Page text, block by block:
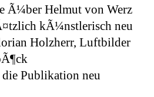
Ã¼ber Helmut von Werz
kÃ¼nstlerisch neu
Holzherr, Luftbilder
Publikation neu